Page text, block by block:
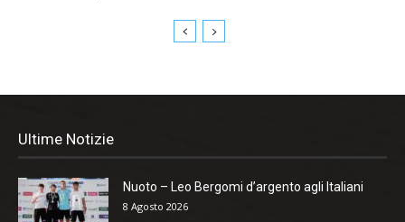
Ultime Notizie
Nuoto – Leo Bergomi d’argento agli Italiani
8 Agosto 2026